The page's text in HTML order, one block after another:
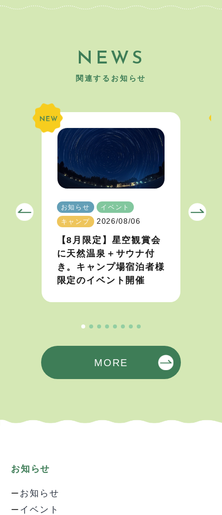
NEWS
関連するお知らせ
お知らせ
イベント
キャンプ
2026/08/06
【8月限定】星空観賞会
に天然温泉＋サウナ付
き。キャンプ場宿泊者様
限定のイベント開催
MORE
お知らせ
お知らせ
イベント